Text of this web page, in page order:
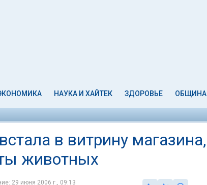
НАУКА И ХАЙТЕК ЗДОРОВЬЕ ОБЩИНА
в витрину магазина,
животных
29 июня 2006 г., 09:13